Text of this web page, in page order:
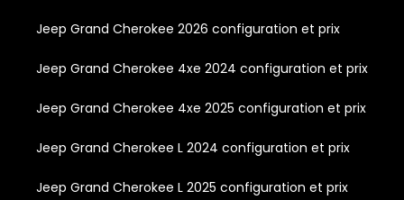
Jeep Grand Cherokee 2026 configuration et prix
Jeep Grand Cherokee 4xe 2024 configuration et prix
Jeep Grand Cherokee 4xe 2025 configuration et prix
Jeep Grand Cherokee L 2024 configuration et prix
Jeep Grand Cherokee L 2025 configuration et prix